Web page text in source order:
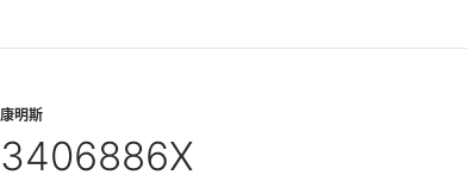
康明斯
3406886X